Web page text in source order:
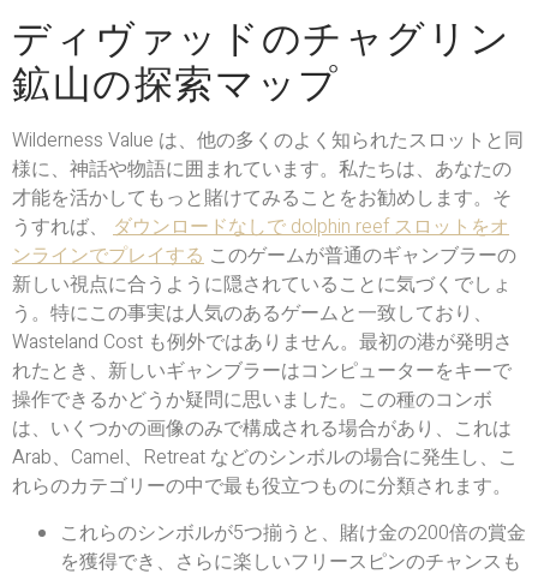
ディヴァッドのチャグリン
鉱山の探索マップ
Wilderness Value は、他の多くのよく知られたスロットと同
様に、神話や物語に囲まれています。私たちは、あなたの
才能を活かしてもっと賭けてみることをお勧めします。そ
うすれば、 ダウンロードなしで dolphin reef スロットをオ
ンラインでプレイする このゲームが普通のギャンブラーの
新しい視点に合うように隠されていることに気づくでしょ
う。特にこの事実は人気のあるゲームと一致しており、
Wasteland Cost も例外ではありません。最初の港が発明さ
れたとき、新しいギャンブラーはコンピューターをキーで
操作できるかどうか疑問に思いました。この種のコンボ
は、いくつかの画像のみで構成される場合があり、これは
Arab、Camel、Retreat などのシンボルの場合に発生し、こ
れらのカテゴリーの中で最も役立つものに分類されます。
これらのシンボルが5つ揃うと、賭け金の200倍の賞金
を獲得でき、さらに楽しいフリースピンのチャンスも